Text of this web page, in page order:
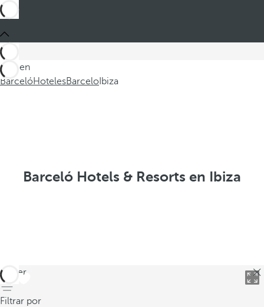
Está en
BarcelóHotelesBarcelo Ibiza
Barceló Hotels & Resorts en Ibiza
volver
Filtrar por